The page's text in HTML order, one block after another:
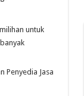
untuk
banyak
Penyedia Jasa